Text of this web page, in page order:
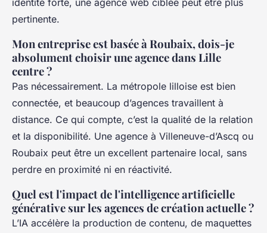
identité forte, une agence web ciblée peut être plus
pertinente.
Mon entreprise est basée à Roubaix, dois-je
absolument choisir une agence dans Lille
centre ?
Pas nécessairement. La métropole lilloise est bien
connectée, et beaucoup d’agences travaillent à
distance. Ce qui compte, c’est la qualité de la relation
et la disponibilité. Une agence à Villeneuve-d’Ascq ou
Roubaix peut être un excellent partenaire local, sans
perdre en proximité ni en réactivité.
Quel est l'impact de l'intelligence artificielle
générative sur les agences de création actuelle ?
L’IA accélère la production de contenu, de maquettes